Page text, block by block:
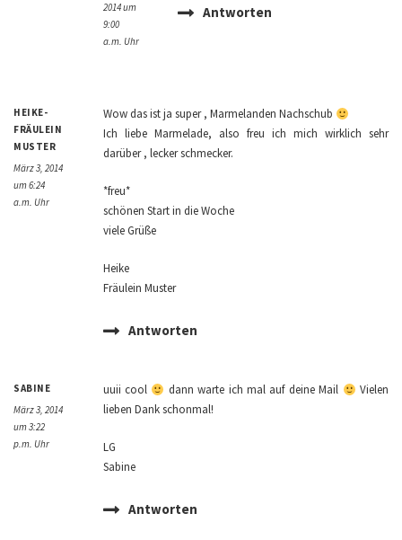
2014 um
9:00
a.m. Uhr
Antworten
HEIKE-
FRÄULEIN
MUSTER
März 3, 2014
um 6:24
a.m. Uhr
Wow das ist ja super , Marmelanden Nachschub
Ich liebe Marmelade, also freu ich mich wirklich sehr
darüber , lecker schmecker.
*freu*
schönen Start in die Woche
viele Grüße
Heike
Fräulein Muster
Antworten
SABINE
März 3, 2014
um 3:22
p.m. Uhr
uuii cool dann warte ich mal auf deine Mail
Vielen
lieben Dank schonmal!
LG
Sabine
Antworten